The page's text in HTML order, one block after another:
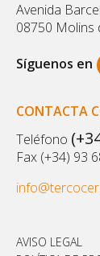
Avenida
08750 Molins
Síguenos en
CONTACTA
Teléfono
Fax (+34) 93
AVISO LEGAL